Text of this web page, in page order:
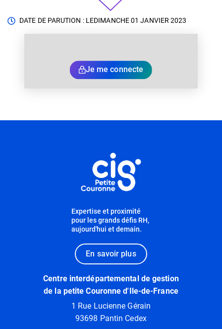
DATE DE PARUTION : LEDIMANCHE 01 JANVIER 2023
Je me connecte
Expertise et proximité
pour les grands défis RH,
aujourd'hui et demain.
En savoir plus
Centre interdépartemental de gestion
de la petite Couronne d'Ile-de-France
1 Rue Lucienne Gérain
93698 Pantin Cedex